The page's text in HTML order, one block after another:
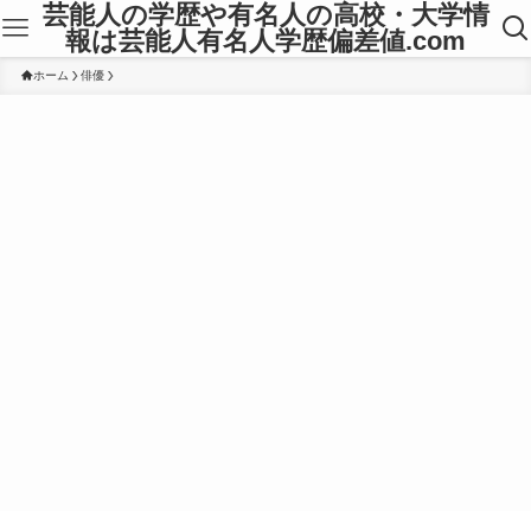
芸能人の学歴や有名人の高校・大学情
報は芸能人有名人学歴偏差値.com
ホーム 俳優